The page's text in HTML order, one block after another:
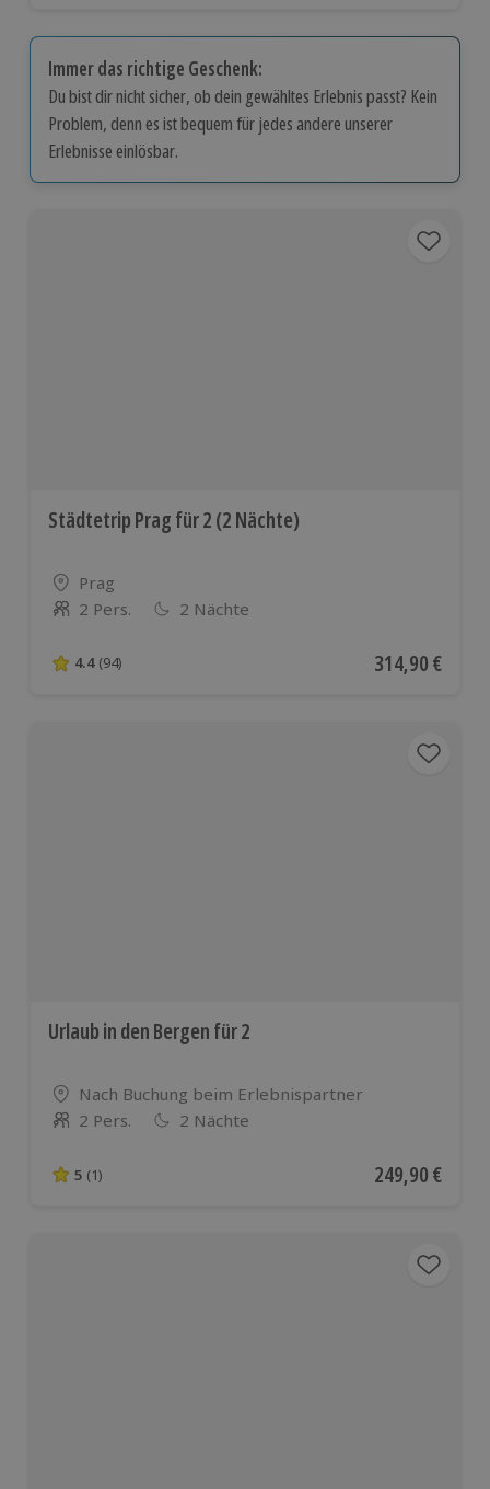
Immer das richtige Geschenk:
Du bist dir nicht sicher, ob dein gewähltes Erlebnis passt? Kein
Problem, denn es ist bequem für jedes andere unserer
Erlebnisse einlösbar.
Städtetrip Prag für 2 (2 Nächte)
Standort
Prag
Anzahl der Teilnehmer
2 Pers. 2 Nächte
4.4 von 5 Sternen basierend auf 94 Bewertungen
4.4 (94) Aktueller Preis
314,90 €
Urlaub in den Bergen für 2
Standort
Nach Buchung beim Erlebnispartner
Anzahl der Teilnehmer
2 Pers. 2 Nächte
5 von 5 Sternen basierend auf 1 Bewertungen
5 (1) Aktueller Preis
249,90 €